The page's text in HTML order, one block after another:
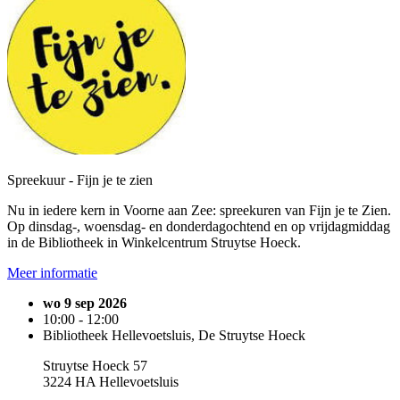
Spreekuur - Fijn je te zien
Nu in iedere kern in Voorne aan Zee: spreekuren van Fijn je te Zien.
Op dinsdag-, woensdag- en donderdagochtend en op vrijdagmiddag
in de Bibliotheek in Winkelcentrum Struytse Hoeck.
Meer informatie
wo 9 sep 2026
10:00 - 12:00
Bibliotheek Hellevoetsluis, De Struytse Hoeck
Struytse Hoeck 57
3224 HA Hellevoetsluis